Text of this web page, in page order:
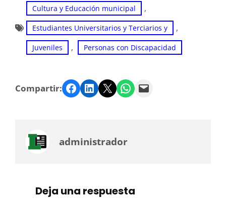
Cultura y Educación municipal ,
Estudiantes Universitarios y Terciarios y ,
Juveniles , Personas con Discapacidad
Compartir: Facebook LinkedIn Twitter WhatsApp Email
administrador
Deja una respuesta